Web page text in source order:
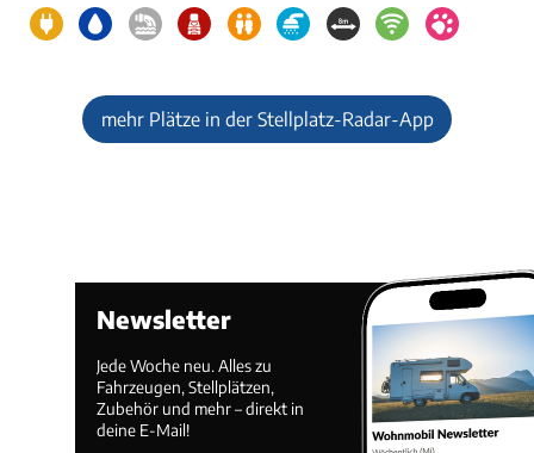
mehr Plätze in der Stellplatz-Radar-App
Newsletter
Jede Woche neu. Alles zu
Fahrzeugen, Stellplätzen,
Zubehör und mehr – direkt in
deine E-Mail!